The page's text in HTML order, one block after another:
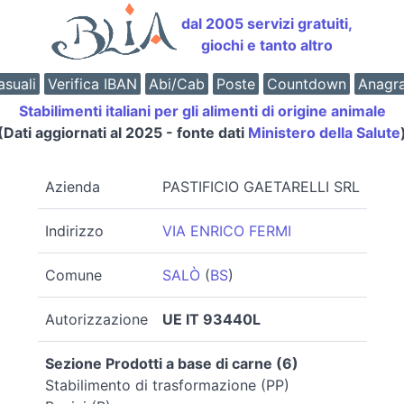
dal 2005 servizi gratuiti,
giochi e tanto altro
Verifica IBAN Abi/Cab Poste Countdown
Stabilimenti italiani per gli alimenti di origine animale
aggiornati al 2025 - fonte dati Ministero della Salute)
Azienda PASTIFICIO GAETARELLI SRL
Indirizzo VIA ENRICO FERMI
Comune SALÒ(BS)
Autorizzazione UE IT 93440L
Sezione Prodotti a base di carne (6)
Stabilimento di trasformazione (PP)